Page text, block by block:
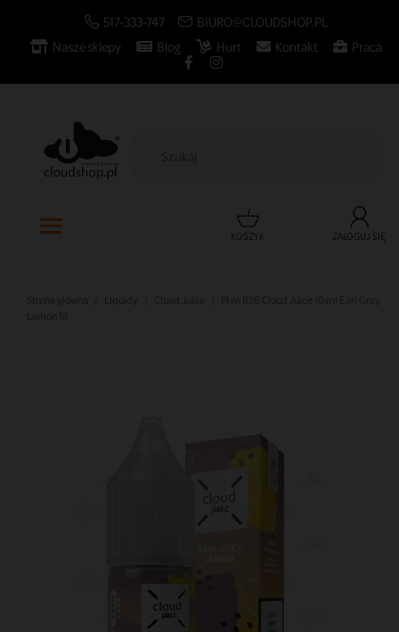
517-333-747
BIURO@CLOUDSHOP.PL
Nasze sklepy
Blog Hurt Kontakt Praca
KOSZYK ZALOGUJ SIĘ